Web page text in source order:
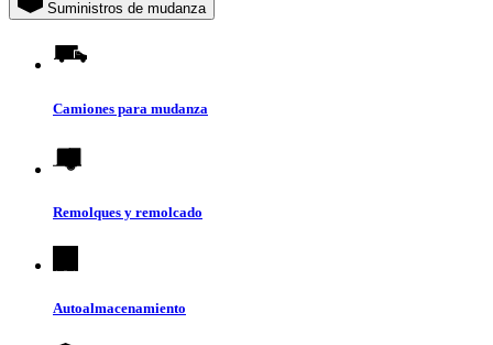
Suministros de mudanza
Camiones para mudanza
Remolques y remolcado
Autoalmacenamiento